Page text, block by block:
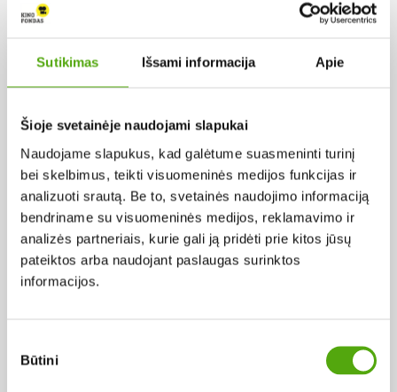
Sutikimas Išsami informacija Apie
Šioje svetainėje naudojami slapukai
Naudojame slapukus, kad galėtume suasmeninti turinį
bei skelbimus, teikti visuomeninės medijos funkcijas ir
analizuoti srautą. Be to, svetainės naudojimo informaciją
bendriname su visuomeninės medijos, reklamavimo ir
analizės partneriais, kurie gali ją pridėti prie kitos jūsų
pateiktos arba naudojant paslaugas surinktos
informacijos.
pasirinkimas
Būtini
Pagal šalį:
Kolumbija
Pagal abėcėlę:
Rezultatų nerasta...